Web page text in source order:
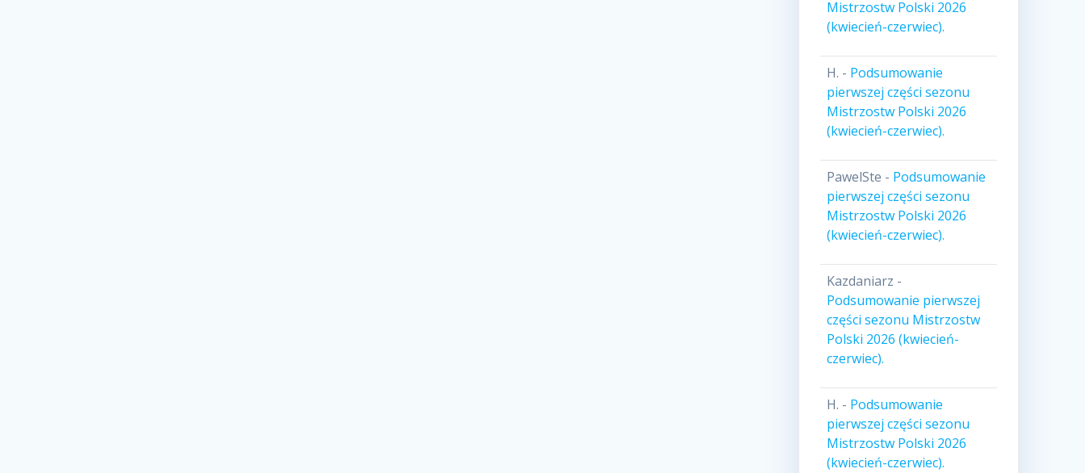
Mistrzostw Polski 2026
(kwiecień-czerwiec).
H. - Podsumowanie
pierwszej części sezonu
Mistrzostw Polski 2026
(kwiecień-czerwiec).
PawelSte - Podsumowanie
pierwszej części sezonu
Mistrzostw Polski 2026
(kwiecień-czerwiec).
Kazdaniarz -
Podsumowanie pierwszej
części sezonu Mistrzostw
Polski 2026 (kwiecień-
czerwiec).
H. - Podsumowanie
pierwszej części sezonu
Mistrzostw Polski 2026
(kwiecień-czerwiec).